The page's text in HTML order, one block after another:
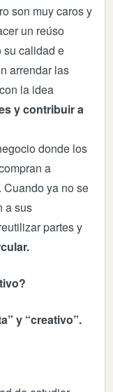
son muy caros y
un reúso
su calidad e
arrendar las
la idea
y contribuir a
donde los
a
ya no se
a sus
partes y
y “creativo”.